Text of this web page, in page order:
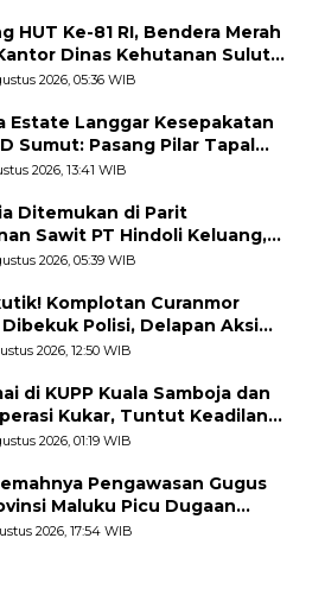
HUT Ke-81 RI, Bendera Merah
Dinas Kehutanan Sulut
2026, 05:36 WIB
Estate Langgar Kesepakatan
Sumut: Pasang Pilar Tapal
Tanpa Libatkan
2026, 13:41 WIB
Ditemukan di Parit
Sawit PT Hindoli Keluang,
Penyebab Kematian
2026, 05:39 WIB
Komplotan Curanmor
Dibekuk Polisi, Delapan Aksi
Di Candipuro Terungkap
2026, 12:50 WIB
di KUPP Kuala Samboja dan
Kukar, Tuntut Keadilan
Kerja yang Adil
2026, 01:19 WIB
Pengawasan Gugus
Maluku Picu Dugaan
Nelayan Bale-Bale di
2026, 17:54 WIB